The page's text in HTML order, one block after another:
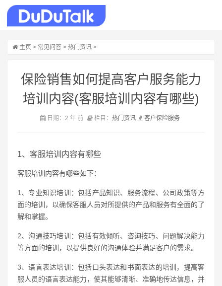
主页 > 常见问答 > 热门资讯 >
保险销售如何提高客户服务能力
培训内容(客服培训内容有哪些)
日期：2 年 前 栏目： 热门资讯 客户保险服务
1、客服培训内容有哪些
客服培训内容有哪些如下：
1、专业知识培训：包括产品知识、服务流程、公司政策等方
面的培训，以确保客服人员对所提供的产品和服务有全面的了
解和掌握。
2、沟通技巧培训：包括有效倾听、咨询技巧、问题解决能力
等方面的培训，以提供良好的沟通体验并满足客户的需求。
3、语言表达培训：包括口头表达和书面表达的培训，提高客
服人员的语言表达能力，使其能够清晰、准确地传达信息，并